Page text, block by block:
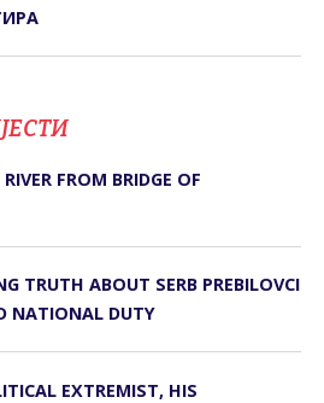
FROM BRIDGE OF
TRUTH ABOUT SERB PREBILOVCI
NATIONAL DUTY
EXTREMIST, HIS